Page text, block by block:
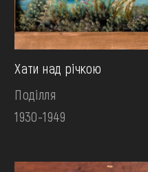
Хати над річкою
Поділля
1930-1949